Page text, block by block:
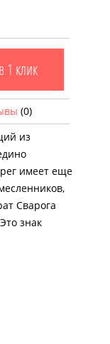
1 клик
(0)
из
имеет еще
Сварога
знак